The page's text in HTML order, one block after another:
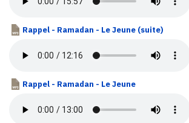
Rappel - Ramadan - Le Jeune (suite)
Rappel - Ramadan - Le Jeune